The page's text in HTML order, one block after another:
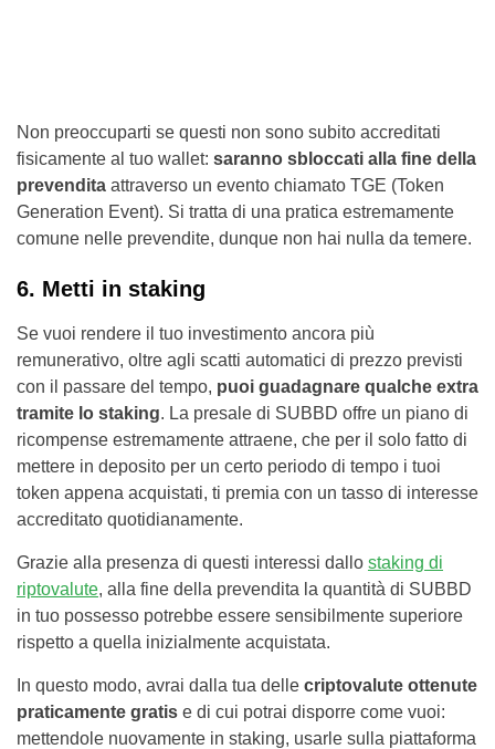
Non preoccuparti se questi non sono subito accreditati
fisicamente al tuo wallet: saranno sbloccati alla fine della
prevendita attraverso un evento chiamato TGE (Token
Generation Event). Si tratta di una pratica estremamente
comune nelle prevendite, dunque non hai nulla da temere.
6. Metti in staking
Se vuoi rendere il tuo investimento ancora più
remunerativo, oltre agli scatti automatici di prezzo previsti
con il passare del tempo, puoi guadagnare qualche extra
tramite lo staking. La presale di SUBBD offre un piano di
ricompense estremamente attraene, che per il solo fatto di
mettere in deposito per un certo periodo di tempo i tuoi
token appena acquistati, ti premia con un tasso di interesse
accreditato quotidianamente.
Grazie alla presenza di questi interessi dallo staking di
riptovalute, alla fine della prevendita la quantità di SUBBD
in tuo possesso potrebbe essere sensibilmente superiore
rispetto a quella inizialmente acquistata.
In questo modo, avrai dalla tua delle criptovalute ottenute
praticamente gratis e di cui potrai disporre come vuoi:
mettendole nuovamente in staking, usarle sulla piattaforma